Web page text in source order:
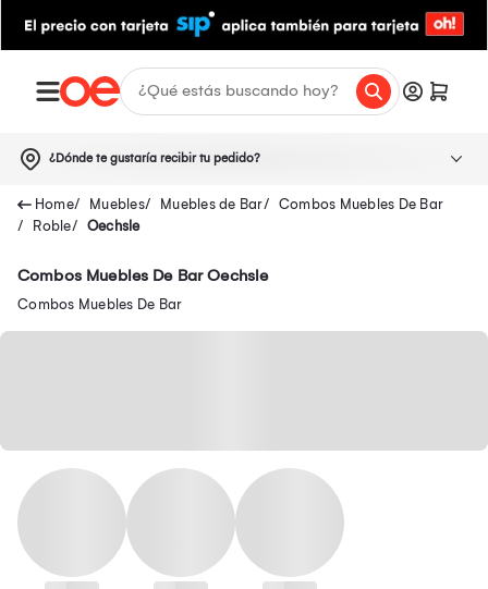
¿Dónde te gustaría recibir tu pedido?
Muebles Muebles de Bar
Combos Muebles De Bar
Roble
Oechsle
Combos Muebles De Bar Oechsle
Combos Muebles De Bar